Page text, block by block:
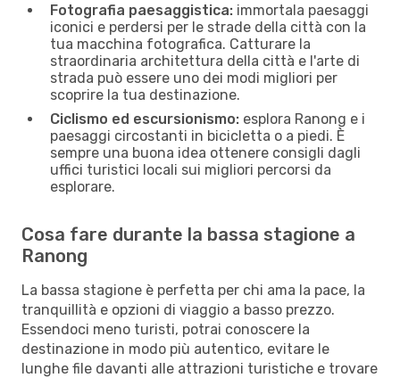
Fotografia paesaggistica: immortala paesaggi
iconici e perdersi per le strade della città con la
tua macchina fotografica. Catturare la
straordinaria architettura della città e l'arte di
strada può essere uno dei modi migliori per
scoprire la tua destinazione.
Ciclismo ed escursionismo: esplora Ranong e i
paesaggi circostanti in bicicletta o a piedi. È
sempre una buona idea ottenere consigli dagli
uffici turistici locali sui migliori percorsi da
esplorare.
Cosa fare durante la bassa stagione a
Ranong
La bassa stagione è perfetta per chi ama la pace, la
tranquillità e opzioni di viaggio a basso prezzo.
Essendoci meno turisti, potrai conoscere la
destinazione in modo più autentico, evitare le
lunghe file davanti alle attrazioni turistiche e trovare